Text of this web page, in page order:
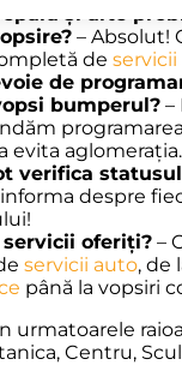
și alte
– Absolut!
de
de
bumperul? –
evita aglomerația.
verifica
despre
servicii oferiți? –
servicii auto, de
până la vopsiri
urmatoarele
Centru,